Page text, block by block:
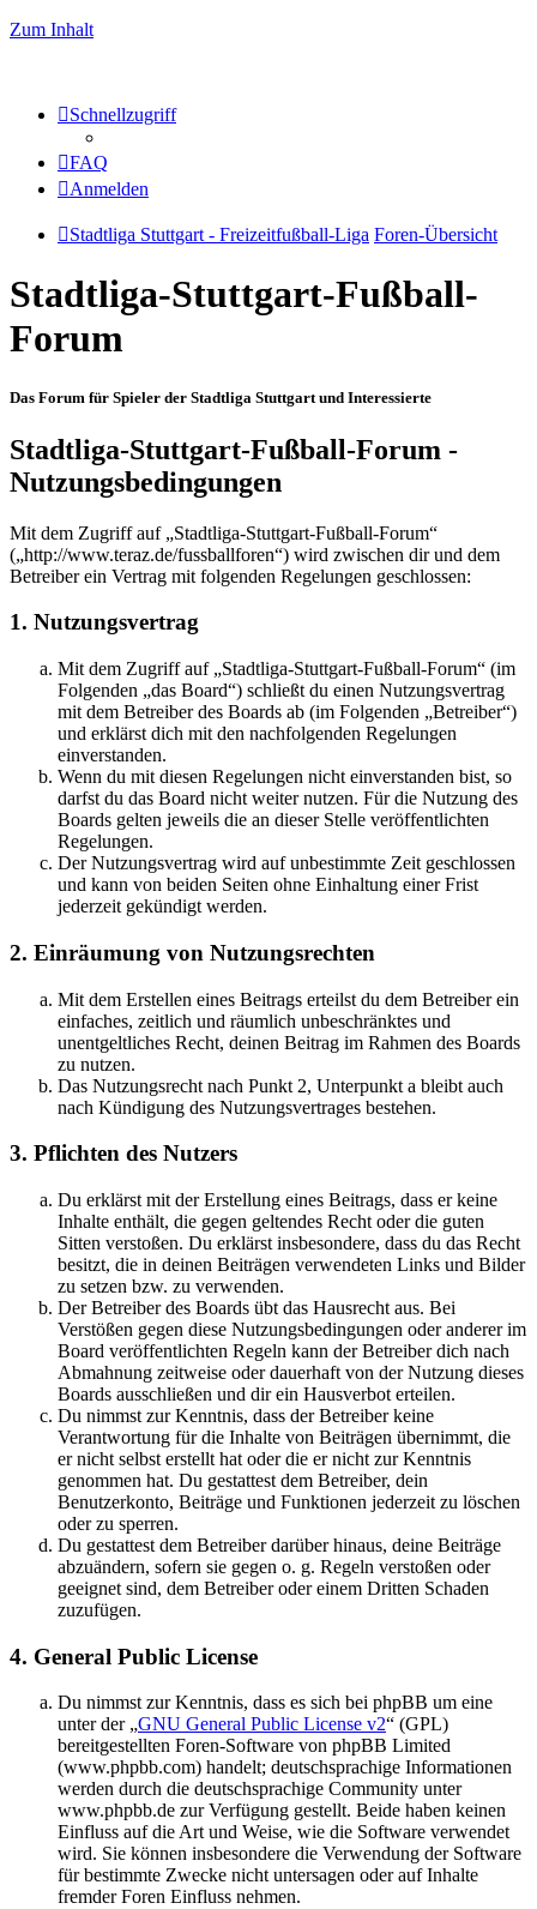
Zum Inhalt
Schnellzugriff
FAQ
Anmelden
Stadtliga Stuttgart - Freizeitfußball-Liga Foren-Übersicht
Stadtliga-Stuttgart-Fußball-
Forum
Das Forum für Spieler der Stadtliga Stuttgart und Interessierte
Stadtliga-Stuttgart-Fußball-Forum -
Nutzungsbedingungen
Mit dem Zugriff auf „Stadtliga-Stuttgart-Fußball-Forum“
(„http://www.teraz.de/fussballforen“) wird zwischen dir und dem
Betreiber ein Vertrag mit folgenden Regelungen geschlossen:
1. Nutzungsvertrag
Mit dem Zugriff auf „Stadtliga-Stuttgart-Fußball-Forum“ (im
Folgenden „das Board“) schließt du einen Nutzungsvertrag
mit dem Betreiber des Boards ab (im Folgenden „Betreiber“)
und erklärst dich mit den nachfolgenden Regelungen
einverstanden.
Wenn du mit diesen Regelungen nicht einverstanden bist, so
darfst du das Board nicht weiter nutzen. Für die Nutzung des
Boards gelten jeweils die an dieser Stelle veröffentlichten
Regelungen.
Der Nutzungsvertrag wird auf unbestimmte Zeit geschlossen
und kann von beiden Seiten ohne Einhaltung einer Frist
jederzeit gekündigt werden.
2. Einräumung von Nutzungsrechten
Mit dem Erstellen eines Beitrags erteilst du dem Betreiber ein
einfaches, zeitlich und räumlich unbeschränktes und
unentgeltliches Recht, deinen Beitrag im Rahmen des Boards
zu nutzen.
Das Nutzungsrecht nach Punkt 2, Unterpunkt a bleibt auch
nach Kündigung des Nutzungsvertrages bestehen.
3. Pflichten des Nutzers
Du erklärst mit der Erstellung eines Beitrags, dass er keine
Inhalte enthält, die gegen geltendes Recht oder die guten
Sitten verstoßen. Du erklärst insbesondere, dass du das Recht
besitzt, die in deinen Beiträgen verwendeten Links und Bilder
zu setzen bzw. zu verwenden.
Der Betreiber des Boards übt das Hausrecht aus. Bei
Verstößen gegen diese Nutzungsbedingungen oder anderer im
Board veröffentlichten Regeln kann der Betreiber dich nach
Abmahnung zeitweise oder dauerhaft von der Nutzung dieses
Boards ausschließen und dir ein Hausverbot erteilen.
Du nimmst zur Kenntnis, dass der Betreiber keine
Verantwortung für die Inhalte von Beiträgen übernimmt, die
er nicht selbst erstellt hat oder die er nicht zur Kenntnis
genommen hat. Du gestattest dem Betreiber, dein
Benutzerkonto, Beiträge und Funktionen jederzeit zu löschen
oder zu sperren.
Du gestattest dem Betreiber darüber hinaus, deine Beiträge
abzuändern, sofern sie gegen o. g. Regeln verstoßen oder
geeignet sind, dem Betreiber oder einem Dritten Schaden
zuzufügen.
4. General Public License
Du nimmst zur Kenntnis, dass es sich bei phpBB um eine
unter der „GNU General Public License v2“ (GPL)
bereitgestellten Foren-Software von phpBB Limited
(www.phpbb.com) handelt; deutschsprachige Informationen
werden durch die deutschsprachige Community unter
www.phpbb.de zur Verfügung gestellt. Beide haben keinen
Einfluss auf die Art und Weise, wie die Software verwendet
wird. Sie können insbesondere die Verwendung der Software
für bestimmte Zwecke nicht untersagen oder auf Inhalte
fremder Foren Einfluss nehmen.